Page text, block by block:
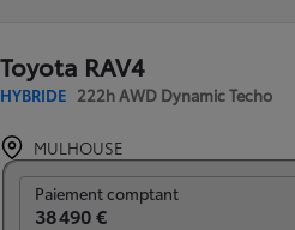
Toyota RAV4
HYBRIDE 222h AWD Dynamic Techo
MULHOUSE
Paiement comptant
38 490 €